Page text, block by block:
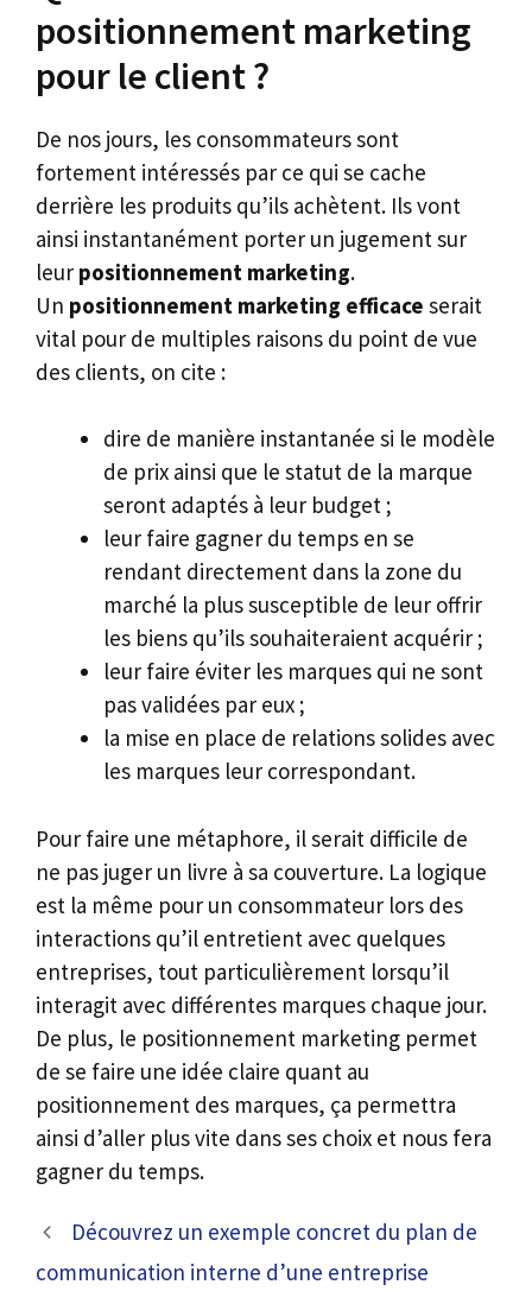
positionnement marketing
pour le client ?
De nos jours, les consommateurs sont
fortement intéressés par ce qui se cache
derrière les produits qu’ils achètent. Ils vont
ainsi instantanément porter un jugement sur
leur positionnement marketing.
Un positionnement marketing efficace serait
vital pour de multiples raisons du point de vue
des clients, on cite :
dire de manière instantanée si le modèle
de prix ainsi que le statut de la marque
seront adaptés à leur budget ;
leur faire gagner du temps en se
rendant directement dans la zone du
marché la plus susceptible de leur offrir
les biens qu’ils souhaiteraient acquérir ;
leur faire éviter les marques qui ne sont
pas validées par eux ;
la mise en place de relations solides avec
les marques leur correspondant.
Pour faire une métaphore, il serait difficile de
ne pas juger un livre à sa couverture. La logique
est la même pour un consommateur lors des
interactions qu’il entretient avec quelques
entreprises, tout particulièrement lorsqu’il
interagit avec différentes marques chaque jour.
De plus, le positionnement marketing permet
de se faire une idée claire quant au
positionnement des marques, ça permettra
ainsi d’aller plus vite dans ses choix et nous fera
gagner du temps.
Découvrez un exemple concret du plan de
communication interne d’une entreprise